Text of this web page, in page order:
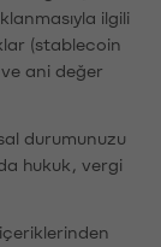
ilgili
(stablecoin
ani değer
durumunuzu
hukuk, vergi